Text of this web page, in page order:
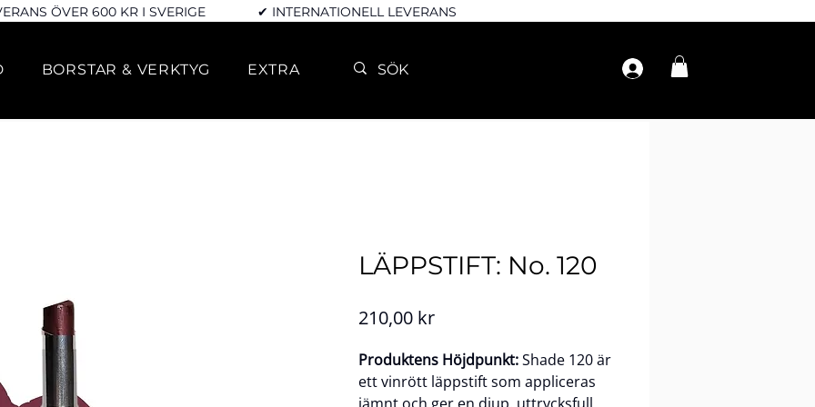
ÖVER 600 KR I SVERIGE ✔ INTERNATIONELL LEVERANS
BORSTAR & VERKTYG EXTRA
LÄPPSTIFT: No. 120
210,00 krPris
Produktens Höjdpunkt:Shade 120 är
ett vinrött läppstift som appliceras